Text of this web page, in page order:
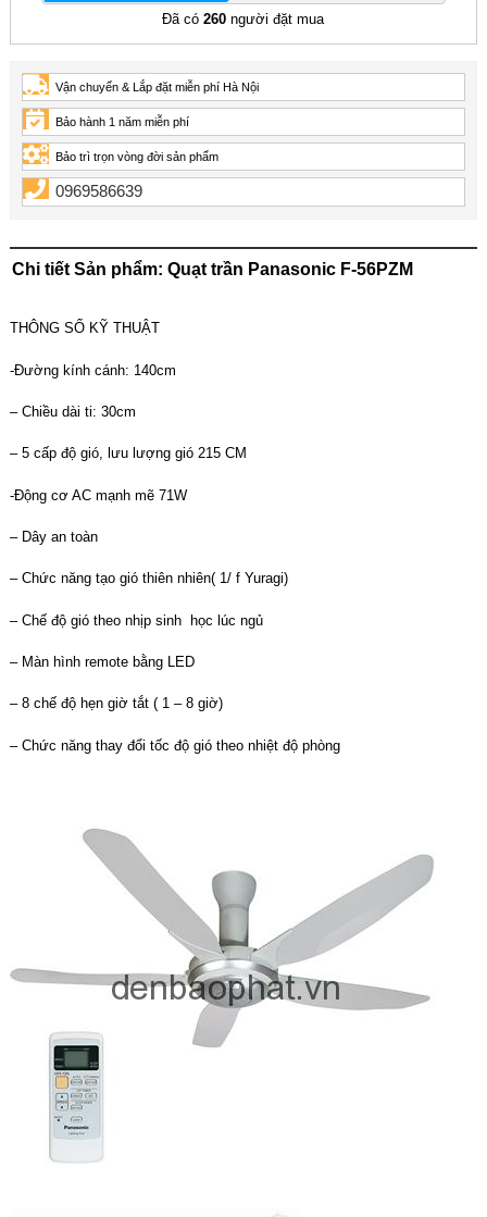
Đã có260 người đặt mua
Vận chuyển & Lắp đặt miễn phí Hà Nội
Bảo hành 1 năm miễn phí
Bảo trì trọn vòng đời sản phẩm
0969586639
Chi tiết Sản phẩm: Quạt trần Panasonic F-56PZM
THÔNG SỐ KỸ THUẬT
-Đường kính cánh: 140cm
– Chiều dài ti: 30cm
– 5 cấp độ gió, lưu lượng gió 215 CM
-Động cơ AC mạnh mẽ 71W
– Dây an toàn
– Chức năng tạo gió thiên nhiên( 1/ f Yuragi)
– Chế độ gió theo nhịp sinh học lúc ngủ
– Màn hình remote bằng LED
– 8 chế độ hẹn giờ tắt ( 1 – 8 giờ)
– Chức năng thay đổi tốc độ gió theo nhiệt độ phòng